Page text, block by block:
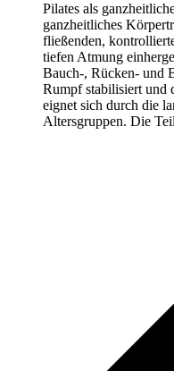
Pilates als
ganzheitliches
fließenden,
tiefen Atmung
Bauch-, Rücken- und
Rumpf stabilisiert und
eignet sich durch die
Altersgruppen. Die